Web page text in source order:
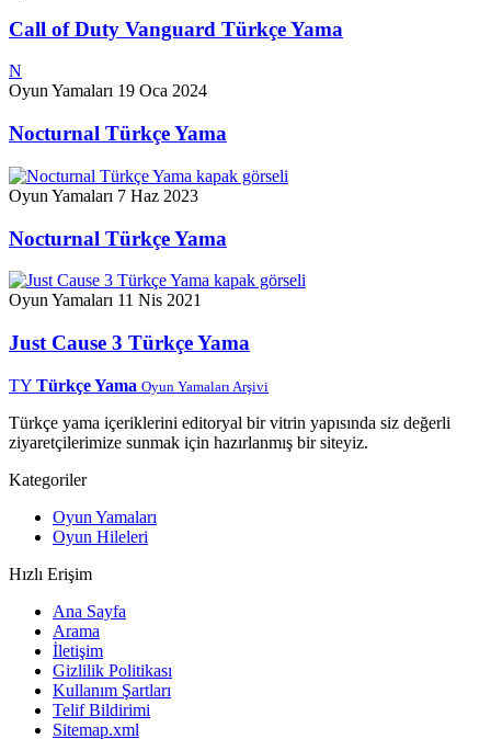
Call of Duty Vanguard Türkçe Yama
N
Oyun Yamaları 19 Oca 2024
Nocturnal Türkçe Yama
Oyun Yamaları 7 Haz 2023
Nocturnal Türkçe Yama
Oyun Yamaları 11 Nis 2021
Just Cause 3 Türkçe Yama
TY Türkçe Yama Oyun Yamaları Arşivi
Türkçe yama içeriklerini editoryal bir vitrin yapısında siz değerli
ziyaretçilerimize sunmak için hazırlanmış bir siteyiz.
Kategoriler
Oyun Yamaları
Oyun Hileleri
Hızlı Erişim
Ana Sayfa
Arama
İletişim
Gizlilik Politikası
Kullanım Şartları
Telif Bildirimi
Sitemap.xml